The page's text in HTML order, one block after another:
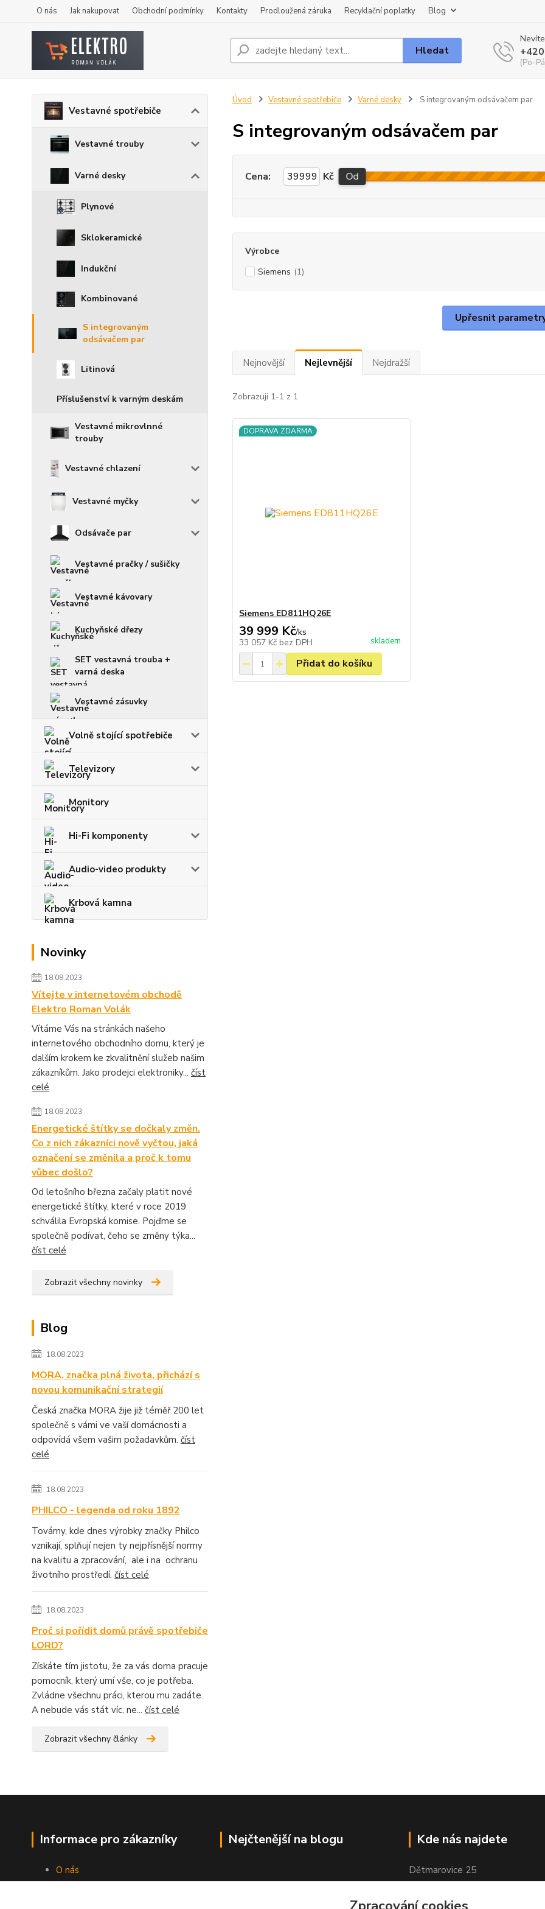
O nás Jak nakupovat Obchodní podmínky Kontakty Prodloužená záruka Recyklační poplatky Blog
Hledat
(Po-
Vestavné spotřebiče
Vestavné trouby
Varné desky
Plynové
Sklokeramické
Indukční
Kombinované
S integrovaným
odsávačem par
Litinová
Příslušenství k varným deskám
Vestavné mikrovlnné
trouby
Vestavné chlazení
Vestavné myčky
Odsávače par
Vestavné pračky / sušičky
Vestavné kávovary
Kuchyňské dřezy
SET vestavná trouba +
varná deska
Vestavné zásuvky
Volně stojící spotřebiče
Televizory
Monitory
Hi-Fi komponenty
Audio-video produkty
Krbová kamna
Novinky
18.08.2023
Vítejte v internetovém obchodě
Elektro Roman Volák
Vítáme Vás na stránkách našeho
internetového obchodního domu, který je
dalším krokem ke zkvalitnění služeb našim
zákazníkům. Jako prodejci elektroniky... číst
celé
18.08.2023
Energetické štítky se dočkaly změn.
Co z nich zákazníci nově vyčtou, jaká
označení se změnila a proč k tomu
vůbec došlo?
Od letošního března začaly platit nové
energetické štítky, které v roce 2019
schválila Evropská komise. Pojďme se
společně podívat, čeho se změny týka...
číst celé
Zobrazit všechny novinky
Blog
18.08.2023
MORA, značka plná života, přichází s
novou komunikační strategií
Česká značka MORA žije již téměř 200 let
společně s vámi ve vaší domácnosti a
odpovídá všem vašim požadavkům. číst
celé
18.08.2023
PHILCO - legenda od roku 1892
Továrny, kde dnes výrobky značky Philco
vznikají, splňují nejen ty nejpřísnější normy
na kvalitu a zpracování, ale i na ochranu
životního prostředí. číst celé
18.08.2023
Proč si pořídit domů právě spotřebiče
LORD?
Získáte tím jistotu, že za vás doma pracuje
pomocník, který umí vše, co je potřeba.
Zvládne všechnu práci, kterou mu zadáte.
A nebude vás stát víc, ne... číst celé
Zobrazit všechny články
Úvod Vestavné spotřebiče Varné desky S integrovaným odsávačem par
S integrovaným odsávačem par
Upřesnit
Cena: Kč Od
Výrobce
Siemens (1)
Nejnovější Nejlevnější Nejdražší
Zobrazuji 1-1 z 1
DOPRAVA ZDARMA
Siemens ED811HQ26E
39 999 Kč/ks
33 057 Kč bez DPH skladem
Přidat do košíku
Informace pro zákazníky
O nás
Jak nakupovat
Nejčtenější na blogu Kde nás najdete
Dětmarovice 25